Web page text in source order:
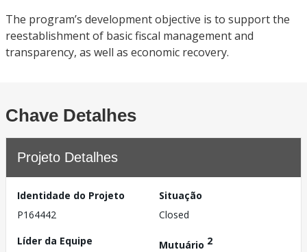
The program’s development objective is to support the
reestablishment of basic fiscal management and
transparency, as well as economic recovery.
Chave Detalhes
Projeto Detalhes
Identidade do Projeto
P164442
Situação
Closed
Líder da Equipe
Mutuário 2